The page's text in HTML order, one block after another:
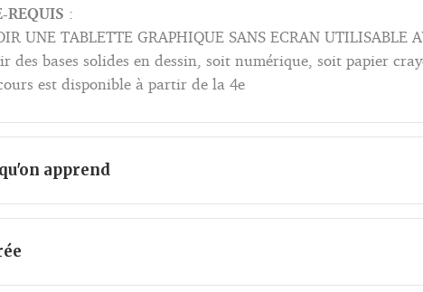
REQUIS :
UNE TABLETTE GRAPHIQUE SANS ECRAN UTILISABLE
des bases solides en dessin, soit numérique, soit papier
est disponible à partir de la 4e
apprend